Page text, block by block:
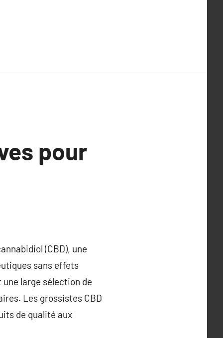
pour
(CBD), une
sans effets
large sélection de
Les grossistes CBD
de qualité aux